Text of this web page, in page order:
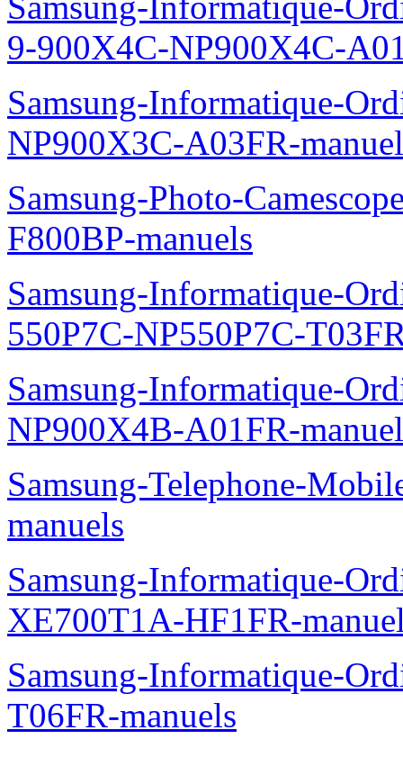
9-900X4C-NP900X4C-
Samsung-Informatique-
NP900X3C-A03FR-
Samsung-Photo-
F800BP-manuels
Samsung-Informatique-
550P7C-NP550P7C-
Samsung-Informatique-
NP900X4B-A01FR-
Samsung-Telephone-
manuels
Samsung-Informatique-
XE700T1A-HF1FR-
Samsung-Informatique-
T06FR-manuels